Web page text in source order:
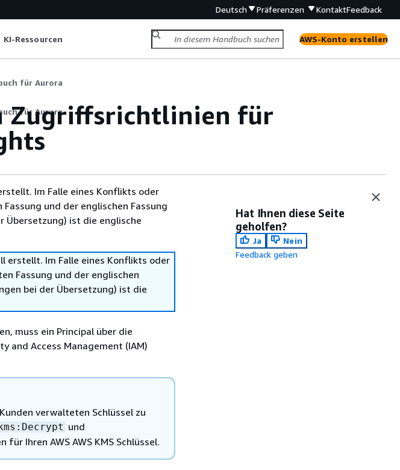
Deutsch Präferenzen KontaktFeedback
KI-Ressourcen AWS-Konto erstellen
für Aurora
für Aurora
Zugriffsrichtlinien für
Im Falle eines Konflikts oder
und der englischen Fassung
Übersetzung) ist die englische
erstellt. Im Falle eines Konflikts oder
Fassung und der englischen
bei der Übersetzung) ist die
muss ein Principal über die
and Access Management (IAM)
verwalteten Schlüssel zu
und
für Ihren AWS AWS KMS Schlüssel.
Hat Ihnen diese Seite
geholfen?
Ja
Nein
Feedback geben